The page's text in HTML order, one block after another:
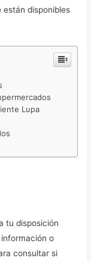
están disponibles
Lupa
tu disposición
o
consultar si